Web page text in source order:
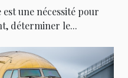
une nécessité pour
déterminer le...